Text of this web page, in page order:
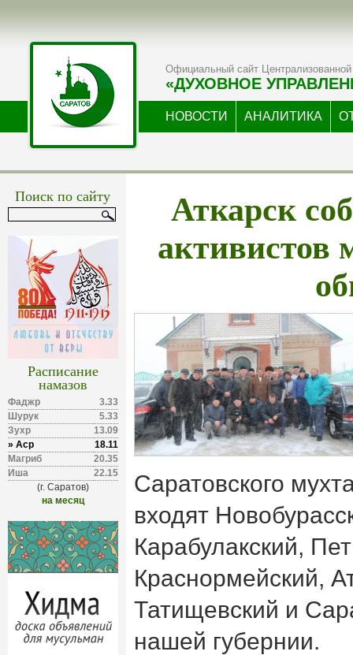
Официальный сайт Централизованной
«ДУХОВНОЕ
НОВОСТИ АНАЛИТИКА
Поиск по сайту
Расписание
намазов
Фаджр
3.33
Шурук
5.33
Зухр
13.09
» Аср
18.11
Магриб
20.35
Иша
22.15
(г. Саратов)
на месяц
Аткарск
активистов
Саратовского
входят
Карабулакский,
Краснормейский,
Татищевский и
нашей губернии.